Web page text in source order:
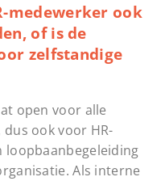
medewerker ook
of is de
zelfstandige
open voor alle
ook voor HR-
loopbaanbegeleiding
Als interne